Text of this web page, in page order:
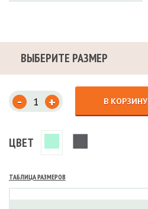
ВЫБЕРИТЕ РАЗМЕР
- + В КОРЗИНУ
ЦВЕТ
ТАБЛИЦА РАЗМЕРОВ